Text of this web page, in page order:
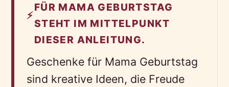
⚡
FÜR MAMA GEBURTSTAG
STEHT IM MITTELPUNKT
DIESER ANLEITUNG.
Geschenke für Mama Geburtstag
sind kreative Ideen, die Freude